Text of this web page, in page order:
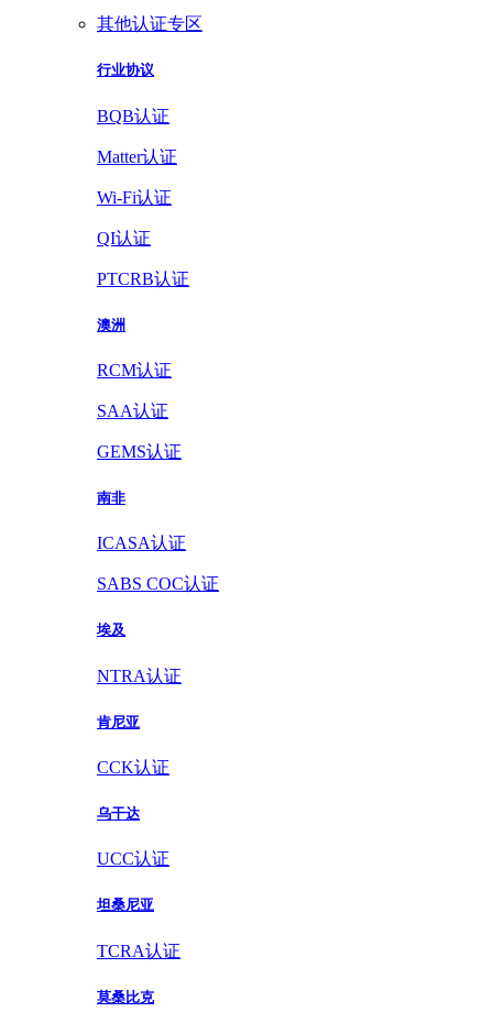
其他认证专区
行业协议
BQB认证
Matter认证
Wi-Fi认证
QI认证
PTCRB认证
澳洲
RCM认证
SAA认证
GEMS认证
南非
ICASA认证
SABS COC认证
埃及
NTRA认证
肯尼亚
CCK认证
乌干达
UCC认证
坦桑尼亚
TCRA认证
莫桑比克